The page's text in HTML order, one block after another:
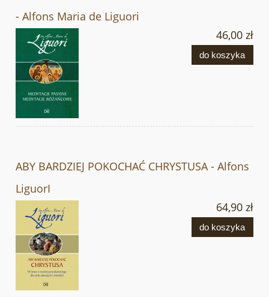
- Alfons Maria de Liguori
46,00 zł
do koszyka
ABY BARDZIEJ POKOCHAĆ CHRYSTUSA - Alfons
LiguorI
64,90 zł
do koszyka